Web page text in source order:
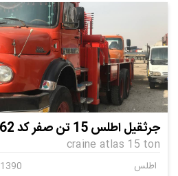
جرثقیل اطلس 15 تن صفر کد c-at-0062
craine atlas 15 ton
اطلس
1390